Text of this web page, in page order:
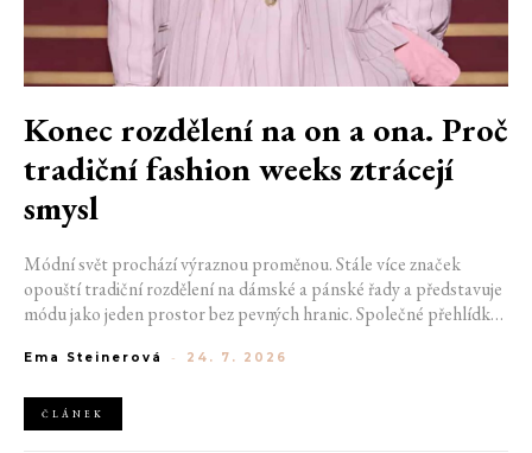
Konec rozdělení na on a ona. Proč
tradiční fashion weeks ztrácejí
smysl
Módní svět prochází výraznou proměnou. Stále více značek
opouští tradiční rozdělení na dámské a pánské řady a představuje
módu jako jeden prostor bez pevných hranic. Společné přehlídky,
klasické týdny módy mohou brzy vypadat úplně jinak.
Ema Steinerová - 24. 7. 2026
ČLÁNEK